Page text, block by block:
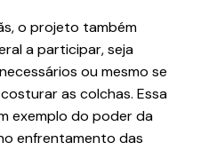
o projeto também
a participar, seja
ou mesmo se
as colchas. Essa
exemplo do poder da
enfrentamento das